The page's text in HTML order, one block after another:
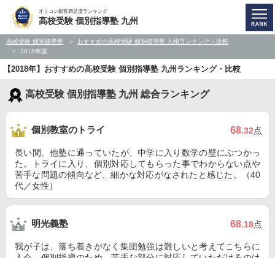
オリコン顧客満足度ランキング
高校受験 個別指導塾 九州
高校受験 個別指導塾
おすすめの高校受験 個別指導塾 九州ランキング・比較
2018年版
【2018年】おすすめの高校受験 個別指導塾 九州ランキング・比較
高校受験 個別指導塾 九州 総合ランキング
個別教室のトライ 68.32点
長い間、他塾に通っていたが、中学に入り数学の壁にぶつかっ
た。トライに入り、個別対応してもらった事でわからない点や
苦手な問題の傾向など、細かな対応がなされたと感じた。（40
代／女性）
明光義塾 68.18点
我が子は、落ち着きがなく集団勉強は難しいと考えてこちらに